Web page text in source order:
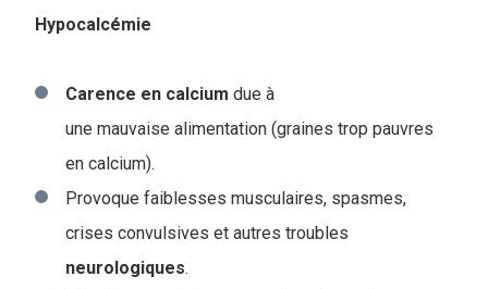
Hypocalcémie
Carence en calcium due à
une mauvaise alimentation (graines trop pauvres
en calcium).
Provoque faiblesses musculaires, spasmes,
crises convulsives et autres troubles
neurologiques.